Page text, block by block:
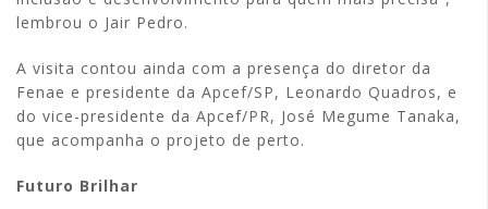
lembrou o Jair Pedro.
A visita contou ainda com a presença do diretor da
Fenae e presidente da Apcef/SP, Leonardo Quadros, e
do vice-presidente da Apcef/PR, José Megume Tanaka,
que acompanha o projeto de perto.
Futuro Brilhar